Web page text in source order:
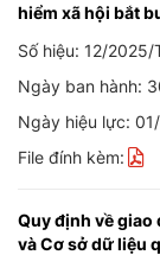
hiểm xã hội bắt
Số hiệu: 12/2025/
Ngày ban hành:
Ngày hiệu lực:
File đính kèm:
Quy định về
và Cơ sở dữ liệu